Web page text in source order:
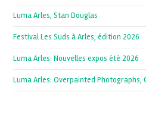
Luma Arles, Stan Douglas
Festival Les Suds à Arles, édition 2026
Luma Arles: Nouvelles expos été 2026
Luma Arles: Overpainted Photographs,